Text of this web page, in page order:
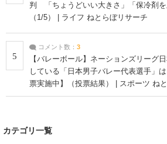
判 「ちょうどいい大きさ」「保冷剤を
（1/5） | ライフ ねとらぼリサーチ
5
コメント数： 3
【バレーボール】ネーションズリーグ
している「日本男子バレー代表選手」
票実施中】（投票結果） | スポーツ ね
カテゴリ一覧